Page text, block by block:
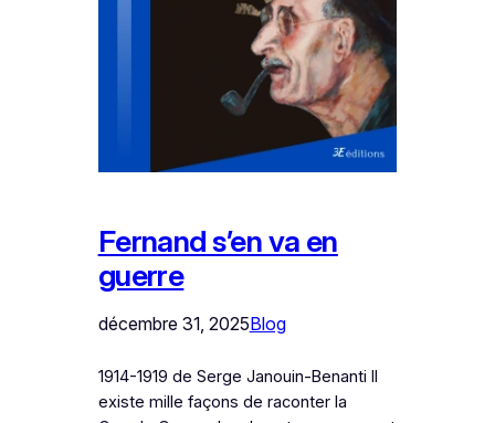
Fernand s’en va en
guerre
décembre 31, 2025Blog
1914-1919 de Serge Janouin-Benanti Il
existe mille façons de raconter la